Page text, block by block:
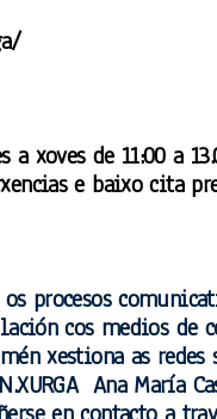
a xoves de 11:00 a
e baixo cita
procesos
cos medios de
xestiona as
Ana María